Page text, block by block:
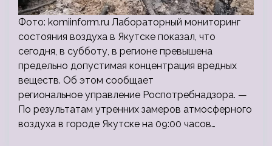
Фото: komiinform.ru Лабораторный мониторинг
состояния воздуха в Якутске показал, что
сегодня, в субботу, в регионе превышена
предельно допустимая концентрация вредных
веществ. Об этом сообщает
региональное управление Роспотребнадзора. —
По результатам утренних замеров атмосферного
воздуха в городе Якутске на 09:00 часов…